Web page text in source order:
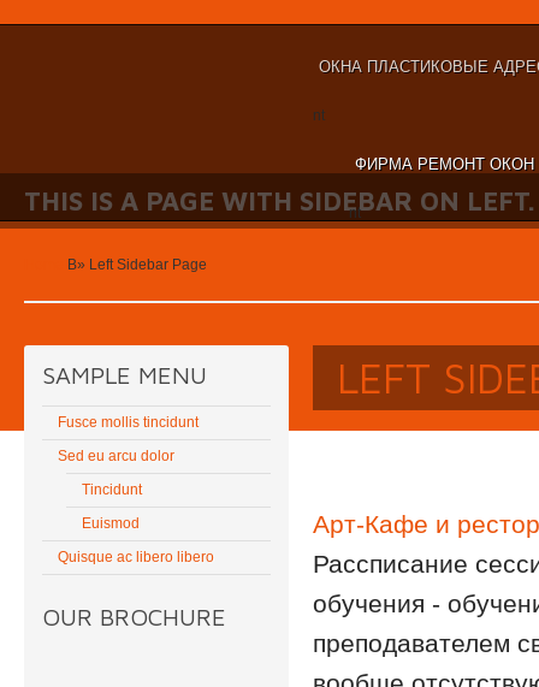
ОКНА ПЛАСТИКОВЫЕ
nt
ФИРМА РЕМОНТ ОКОН
nt
THIS IS A PAGE WITH SIDEBAR ON LEFT.
В» Left Sidebar Page
SAMPLE MENU
Fusce mollis tincidunt
Sed eu arcu dolor
Tincidunt
Euismod
Quisque ac libero libero
OUR BROCHURE
LEFT
Арт-Кафе и
Рассписание
обучения -
преподавателем